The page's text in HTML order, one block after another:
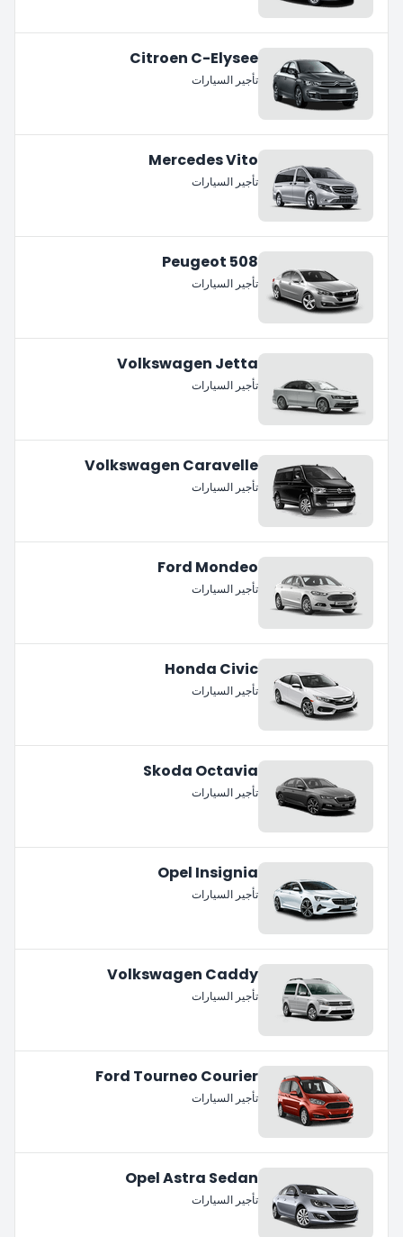
Citroen C-Elysee
تأجير السيارات
Mercedes Vito
تأجير السيارات
Peugeot 508
تأجير السيارات
Volkswagen Jetta
تأجير السيارات
Volkswagen Caravelle
تأجير السيارات
Ford Mondeo
تأجير السيارات
Honda Civic
تأجير السيارات
Skoda Octavia
تأجير السيارات
Opel Insignia
تأجير السيارات
Volkswagen Caddy
تأجير السيارات
Ford Tourneo Courier
تأجير السيارات
Opel Astra Sedan
تأجير السيارات